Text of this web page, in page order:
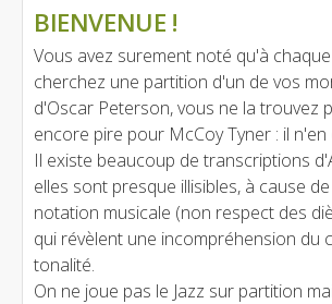
BIENVENUE !
Vous avez surement noté qu'à
cherchez une partition d'un de vos
d'Oscar Peterson, vous ne la trouvez
encore pire pour McCoy Tyner : il n'en
Il existe beaucoup de transcriptions
elles sont presque illisibles, à cause
notation musicale (non respect des
qui révèlent une incompréhension du
tonalité.
On ne joue pas le Jazz sur partition